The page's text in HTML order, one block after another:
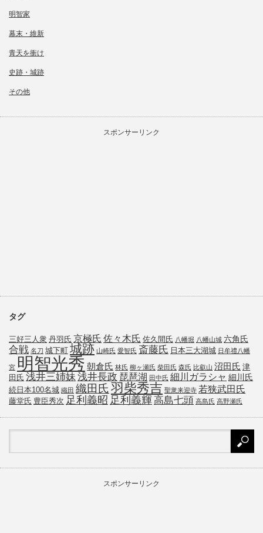
明智家
幕末・維新
青天を衝け
史跡・城跡
その他
スポンサーリンク
タグ
三好三人衆 丹羽氏 京極氏 佐々木氏 佐久間氏 八幡堀 八幡山城 六角氏
合戦 名刀 城下町 城跡 山崎氏 愛智氏 斎藤氏 日本三大湖城 日牟禮八幡
宮 明智光秀 朝倉氏 林氏 柳ヶ瀬氏 柴田氏 森氏 比叡山 沼田氏 津
田氏 浅井三姉妹 浅井長政 琵琶湖 田中氏 細川ガラシャ 細川氏
続日本100名城 織田 織田氏 羽柴秀吉 聖衆来迎寺 若狭武田氏
藤堂氏 豊臣秀次 足利義昭 足利義輝 高島七頭 高島氏 高野瀬氏
スポンサーリンク